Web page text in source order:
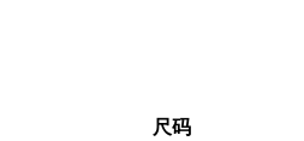
尺码